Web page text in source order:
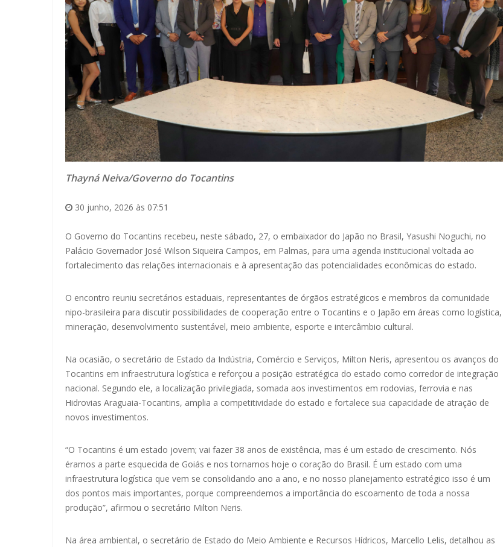
Thayná Neiva/Governo do Tocantins
30 junho, 2026 às 07:51
O Governo do Tocantins recebeu, neste sábado, 27, o embaixador do Japão no Brasil, Yasushi Noguchi, no
Palácio Governador José Wilson Siqueira Campos, em Palmas, para uma agenda institucional voltada ao
fortalecimento das relações internacionais e à apresentação das potencialidades econômicas do estado.
O encontro reuniu secretários estaduais, representantes de órgãos estratégicos e membros da comunidade
nipo-brasileira para discutir possibilidades de cooperação entre o Tocantins e o Japão em áreas como logística,
mineração, desenvolvimento sustentável, meio ambiente, esporte e intercâmbio cultural.
Na ocasião, o secretário de Estado da Indústria, Comércio e Serviços, Milton Neris, apresentou os avanços do
Tocantins em infraestrutura logística e reforçou a posição estratégica do estado como corredor de integração
nacional. Segundo ele, a localização privilegiada, somada aos investimentos em rodovias, ferrovia e nas
Hidrovias Araguaia-Tocantins, amplia a competitividade do estado e fortalece sua capacidade de atração de
novos investimentos.
“O Tocantins é um estado jovem; vai fazer 38 anos de existência, mas é um estado de crescimento. Nós
éramos a parte esquecida de Goiás e nos tornamos hoje o coração do Brasil. É um estado com uma
infraestrutura logística que vem se consolidando ano a ano, e no nosso planejamento estratégico isso é um
dos pontos mais importantes, porque compreendemos a importância do escoamento de toda a nossa
produção”, afirmou o secretário Milton Neris.
Na área ambiental, o secretário de Estado do Meio Ambiente e Recursos Hídricos, Marcello Lelis, detalhou as